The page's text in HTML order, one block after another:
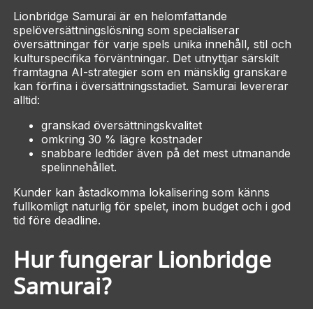
Lionbridge Samurai är en helomfattande
spelöversättningslösning som specialiserar
översättningar för varje spels unika innehåll, stil och
kulturspecifika förväntningar. Det utnyttjar särskilt
framtagna AI-strategier som en mänsklig granskare
kan förfina i översättningsstadiet. Samurai levererar
alltid:
granskad översättningskvalitet
omkring 30 % lägre kostnader
snabbare ledtider även på det mest utmanande
spelinnehållet.
Kunder kan åstadkomma lokalisering som känns
fullkomligt naturlig för spelet, inom budget och i god
tid före deadline.
Hur fungerar Lionbridge
Samurai?